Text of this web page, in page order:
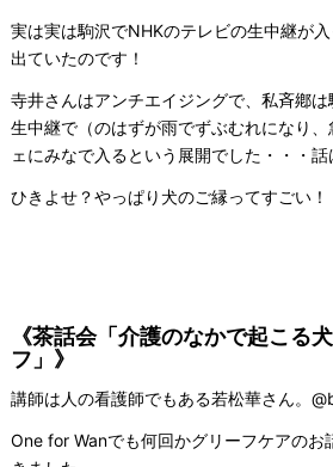
実は実は駒沢でNHKのテレビの生中継が
出ていたのです！
寺井さんはアンチエイジングで、私斉鄕
生中継で（のはずが雨でずぶむれになり
ェにみなで入るという展開でした・・・話
ひきよせ？やっぱり犬のご縁ってすごい！
《茶話会「介護のなかで起こる
フ」 》
講師は人の看護師でもある若松華さん。
One for Wanでも何回かグリーフケアのお